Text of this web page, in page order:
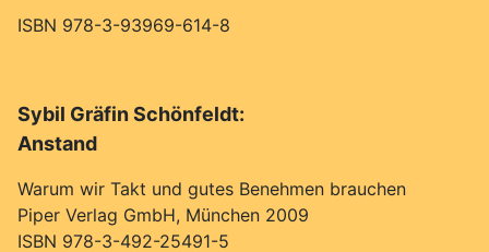
ISBN 978-3-93969-614-8
Sybil Gräfin Schönfeldt:
Anstand
Warum wir Takt und gutes Benehmen brauchen
Piper Verlag GmbH, München 2009
ISBN 978-3-492-25491-5